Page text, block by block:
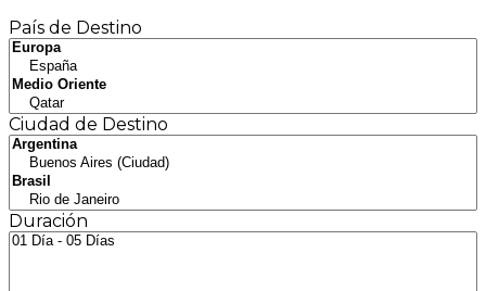
País de Destino
Ciudad de Destino
Duración